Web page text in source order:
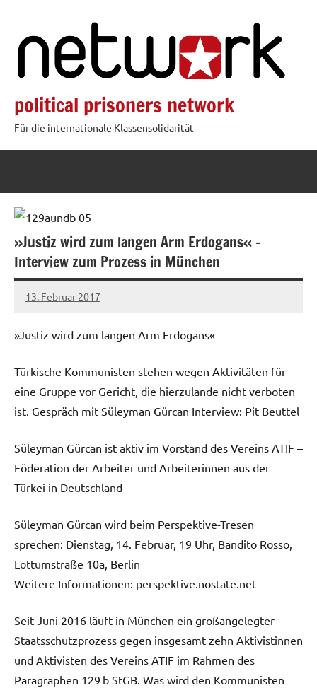
springen
political prisoners network
Für die internationale Klassensolidarität
»Justiz wird zum langen Arm Erdogans« –
Interview zum Prozess in München
13. Februar 2017
admin
»Justiz wird zum langen Arm Erdogans«
Türkische Kommunisten stehen wegen Aktivitäten für
eine Gruppe vor Gericht, die hierzulande nicht verboten
ist. Gespräch mit Süleyman Gürcan Interview: Pit Beuttel
Süleyman Gürcan ist aktiv im Vorstand des Vereins ATIF –
Föderation der Arbeiter und Arbeiterinnen aus der
Türkei in Deutschland
Süleyman Gürcan wird beim Perspektive-Tresen
sprechen: Dienstag, 14. Februar, 19 Uhr, Bandito Rosso,
Lottumstraße 10a, Berlin
Weitere Informationen: perspektive.nostate.net
Seit Juni 2016 läuft in München ein großangelegter
Staatsschutzprozess gegen insgesamt zehn Aktivistinnen
und Aktivisten des Vereins ATIF im Rahmen des
Paragraphen 129 b StGB. Was wird den Kommunisten